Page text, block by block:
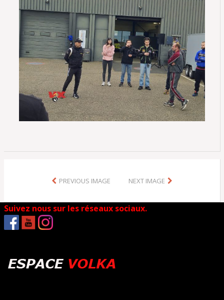
PREVIOUS IMAGE NEXT IMAGE
Suivez nous sur les réseaux sociaux.